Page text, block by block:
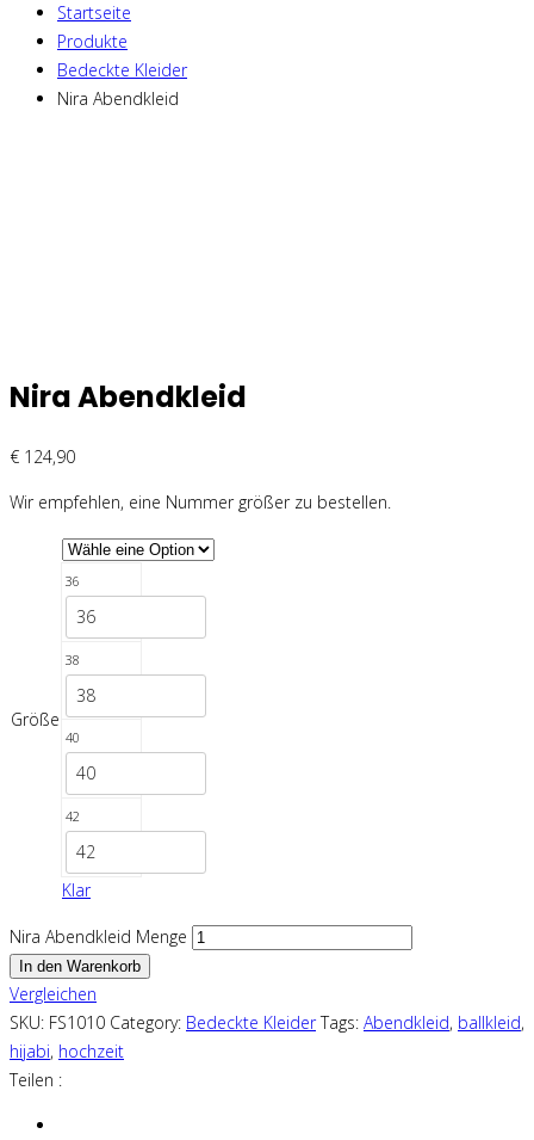
Startseite
Produkte
Bedeckte Kleider
Nira Abendkleid
Nira Abendkleid
€ 124,90
Wir empfehlen, eine Nummer größer zu bestellen.
Größe
36
36
38
38
40
40
42
42
Klar
Nira Abendkleid Menge
In den Warenkorb
Vergleichen
SKU: FS1010 Category: Bedeckte Kleider Tags: Abendkleid, ballkleid,
hijabi, hochzeit
Teilen :